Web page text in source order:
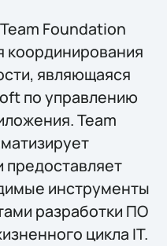
Foundation
координирования
являющаяся
по управлению
Team
предоставляет
инструменты
разработки ПО
цикла IT.